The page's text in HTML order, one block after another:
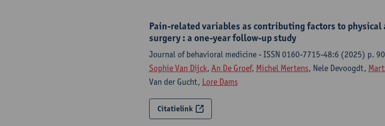
Pain-related variables as contributing factors to physical
surgery : a one-year follow-up study
Journal of behavioral medicine - ISSN 0160-7715-48:6 (2025) p.
Sophie Van Dijck, An De Groef, Michel Mertens, Nele Devoogdt,
Van der Gucht, Lore Dams
Citatielink